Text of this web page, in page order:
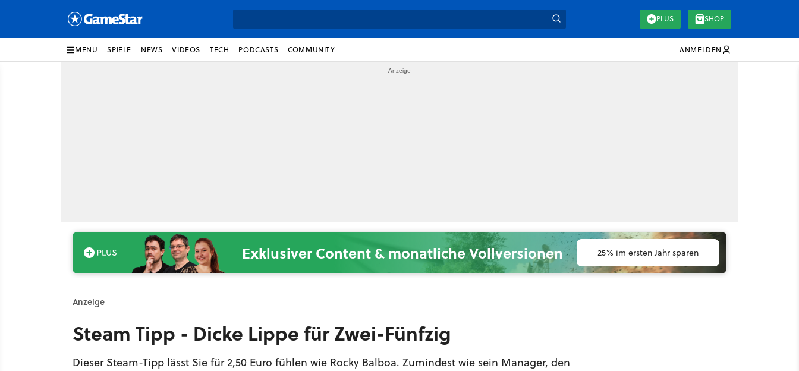
PLUS SHOP
MENU SPIELE NEWS VIDEOS TECH PODCASTS COMMUNITY ANMELDEN
Exklusiver Content & monatliche Vollversionen 25% im ersten Jahr sparen
Anzeige
Steam Tipp - Dicke Lippe für Zwei-Fünfzig
Dieser Steam-Tipp lässt Sie für 2,50 Euro fühlen wie Rocky Balboa. Zumindest wie sein Manager, den